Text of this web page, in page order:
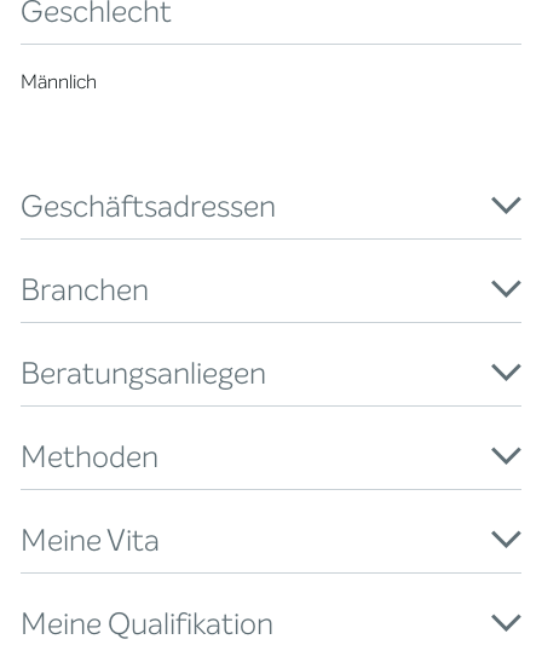
Geschlecht
Männlich
Geschäftsadressen
Branchen
Beratungsanliegen
Methoden
Meine Vita
Meine Qualifikation